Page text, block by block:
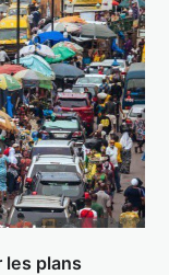
les plans